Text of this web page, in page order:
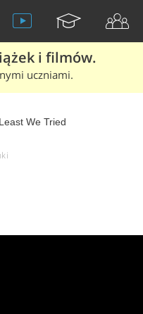
i filmów.
uczniami.
We Tried